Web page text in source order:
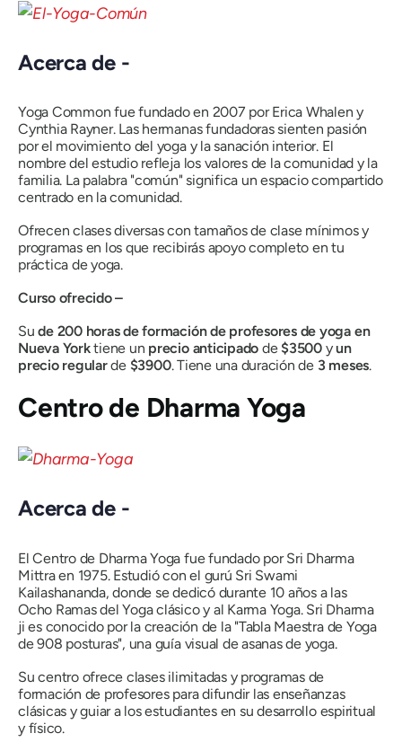
Acerca de -
Yoga Common fue fundado en 2007 por Erica Whalen y
Cynthia Rayner. Las hermanas fundadoras sienten pasión
por el movimiento del yoga y la sanación interior. El
nombre del estudio refleja los valores de la comunidad y la
familia. La palabra "común" significa un espacio compartido
centrado en la comunidad.
Ofrecen clases diversas con tamaños de clase mínimos y
programas en los que recibirás apoyo completo en tu
práctica de yoga.
Curso ofrecido –
Sude 200 horas de formación de profesores de yoga en
Nueva Yorktiene un precio anticipado de$3500 yun
precio regularde$3900. Tiene una duración de 3 meses.
Centro de Dharma Yoga
Acerca de -
El Centro de Dharma Yoga fue fundado por Sri Dharma
Mittra en 1975. Estudió con el gurú Sri Swami
Kailashananda, donde se dedicó durante 10 años a las
Ocho Ramas del Yoga clásico y al Karma Yoga. Sri Dharma
ji es conocido por la creación de la "Tabla Maestra de Yoga
de 908 posturas", una guía visual de asanas de yoga.
Su centro ofrece clases ilimitadas y programas de
formación de profesores para difundir las enseñanzas
clásicas y guiar a los estudiantes en su desarrollo espiritual
y físico.